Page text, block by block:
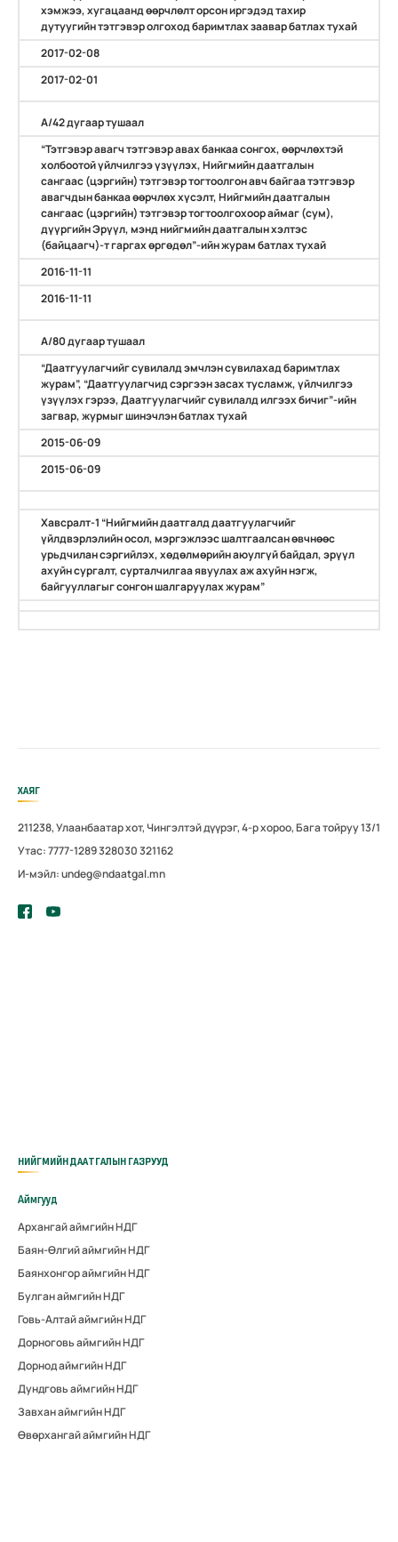
хэмжээ, хугацаанд өөрчлөлт орсон иргэдэд тахир
дутуугийн тэтгэвэр олгоход баримтлах заавар батлах тухай
2017-02-08
2017-02-01
А/42 дугаар тушаал
“Тэтгэвэр авагч тэтгэвэр авах банкаа сонгох, өөрчлөхтэй
холбоотой үйлчилгээ үзүүлэх, Нийгмийн даатгалын
сангаас (цэргийн) тэтгэвэр тогтоолгон авч байгаа тэтгэвэр
авагчдын банкаа өөрчлөх хүсэлт, Нийгмийн даатгалын
сангаас (цэргийн) тэтгэвэр тогтоолгохоор аймаг (сум),
дүүргийн Эрүүл, мэнд нийгмийн даатгалын хэлтэс
(байцаагч)-т гаргах өргөдөл”-ийн журам батлах тухай
2016-11-11
2016-11-11
А/80 дугаар тушаал
“Даатгуулагчийг сувилалд эмчлэн сувилахад баримтлах
журам”, “Даатгуулагчид сэргээн засах тусламж, үйлчилгээ
үзүүлэх гэрээ, Даатгуулагчийг сувилалд илгээх бичиг”-ийн
загвар, журмыг шинэчлэн батлах тухай
2015-06-09
2015-06-09
Хавсралт-1 “Нийгмийн даатгалд даатгуулагчийг
үйлдвэрлэлийн осол, мэргэжлээс шалтгаалсан өвчнөөс
урьдчилан сэргийлэх, хөдөлмөрийн аюулгүй байдал, эрүүл
ахуйн сургалт, сурталчилгаа явуулах аж ахуйн нэгж,
байгууллагыг сонгон шалгаруулах журам”
ХАЯГ
211238, Улаанбаатар хот, Чингэлтэй дүүрэг, 4-р хороо, Бага тойруу 13/1
Утас: 7777-1289 328030 321162
И-мэйл: undeg@ndaatgal.mn
НИЙГМИЙН ДААТГАЛЫН ГАЗРУУД
Аймгууд
Архангай аймгийн НДГ
Баян-Өлгий аймгийн НДГ
Баянхонгор аймгийн НДГ
Булган аймгийн НДГ
Говь-Алтай аймгийн НДГ
Дорноговь аймгийн НДГ
Дорнод аймгийн НДГ
Дундговь аймгийн НДГ
Завхан аймгийн НДГ
Өвөрхангай аймгийн НДГ